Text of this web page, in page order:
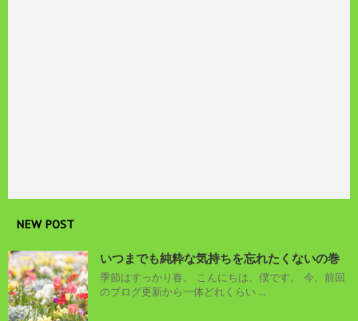
NEW POST
いつまでも純粋な気持ちを忘れたくないの巻
季節はすっかり春。 こんにちは、僕です。 今、前回
のブログ更新から一体どれくらい ...